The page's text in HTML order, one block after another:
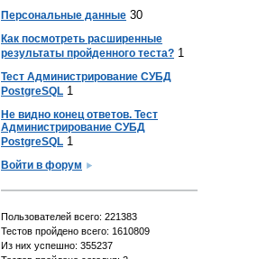
Персональные данные 30
Как посмотреть расширенные
результаты пройденного теста? 1
Тест Администрирование СУБД
PostgreSQL 1
Не видно конец ответов. Тест
Администрирование СУБД
PostgreSQL 1
Войти в форум
Пользователей всего: 221383
Тестов пройдено всего: 1610809
Из них успешно: 355237